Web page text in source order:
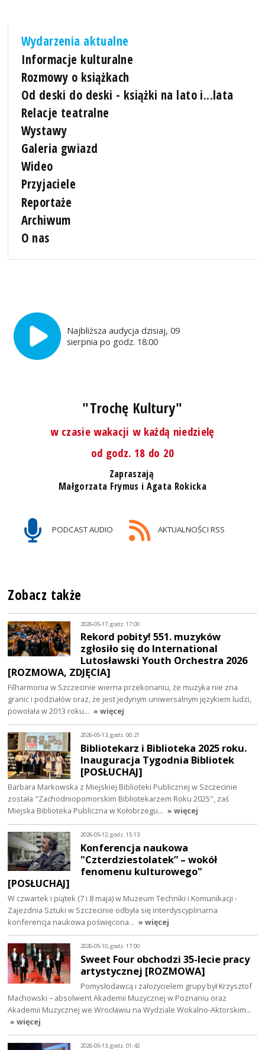
Wydarzenia aktualne
Informacje kulturalne
Rozmowy o książkach
Od deski do deski - książki na lato i...lata
Relacje teatralne
Wystawy
Galeria gwiazd
Wideo
Przyjaciele
Reportaże
Archiwum
O nas
Najbliższa audycja dzisiaj, 09
sierpnia po godz. 18:00
"Trochę Kultury"
w czasie wakacji w każdą niedzielę
od godz. 18 do 20
Zapraszają
Małgorzata Frymus i Agata Rokicka
PODCAST AUDIO AKTUALNOŚCI RSS
Zobacz także
2026-05-17, godz. 17:00
Rekord pobity! 551. muzyków
zgłosiło się do International
Lutosławski Youth Orchestra 2026
[ROZMOWA, ZDJĘCIA]
Filharmonia w Szczecinie wierna przekonaniu, że muzyka nie zna
granic i podziałów oraz, że jest jedynym uniwersalnym językiem ludzi,
powołała w 2013 roku… » więcej
2026-05-13, godz. 00:21
Bibliotekarz i Biblioteka 2025 roku.
Inauguracja Tygodnia Bibliotek
[POSŁUCHAJ]
Barbara Markowska z Miejskiej Biblioteki Publicznej w Szczecinie
została "Zachodniopomorskim Bibliotekarzem Roku 2025", zaś
Miejska Biblioteka Publiczna w Kołobrzegu… » więcej
2026-05-12, godz. 15:13
Konferencja naukowa
"Czterdziestolatek” – wokół
fenomenu kulturowego"
[POSŁUCHAJ]
W czwartek i piątek (7 i 8 maja) w Muzeum Techniki i Komunikacji -
Zajezdnia Sztuki w Szczecinie odbyła się interdyscyplinarna
konferencja naukowa poświęcona… » więcej
2026-05-10, godz. 17:00
Sweet Four obchodzi 35-lecie pracy
artystycznej [ROZMOWA]
Pomysłodawcą i założycielem grupy był Krzysztof
Machowski – absolwent Akademii Muzycznej w Poznaniu oraz
Akademii Muzycznej we Wrocławiu na Wydziale Wokalno-Aktorskim…
» więcej
2026-05-13, godz. 01:42